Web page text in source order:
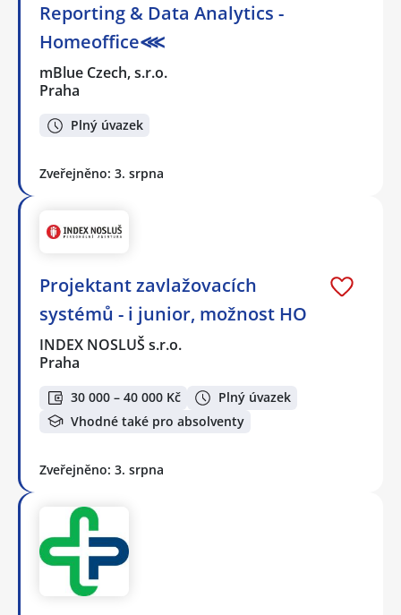
Reporting & Data Analytics -
Homeoffice⋘
mBlue Czech, s.r.o.
Praha
Plný úvazek
Zveřejněno: 3. srpna
Projektant zavlažovacích
systémů - i junior, možnost HO
INDEX NOSLUŠ s.r.o.
Praha
30 000 – 40 000 Kč
Plný úvazek
Vhodné také pro absolventy
Zveřejněno: 3. srpna